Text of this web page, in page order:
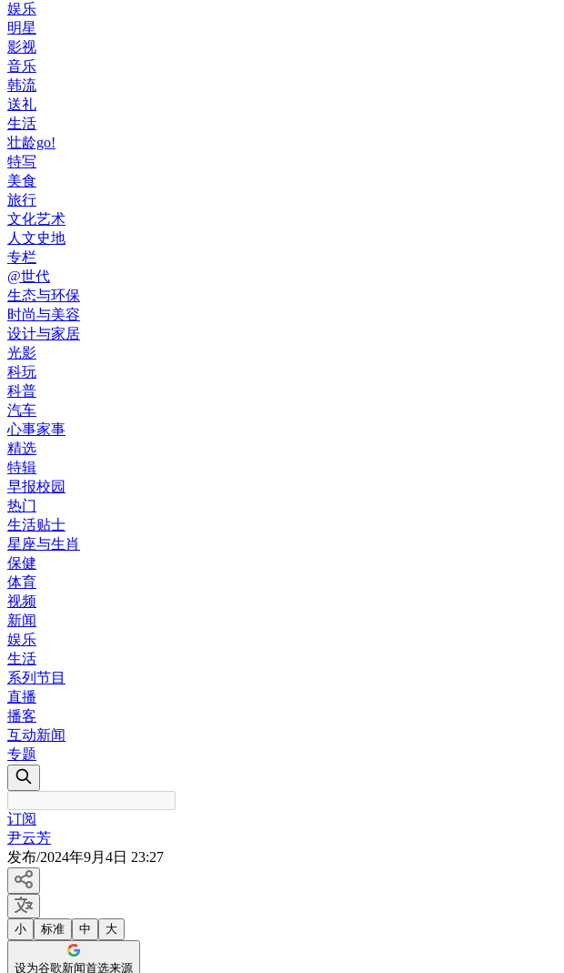
娱乐
明星
影视
音乐
韩流
送礼
生活
壮龄go!
特写
美食
旅行
文化艺术
人文史地
专栏
@世代
生态与环保
时尚与美容
设计与家居
光影
科玩
科普
汽车
心事家事
精选
特辑
早报校园
热门
生活贴士
星座与生肖
保健
体育
视频
新闻
娱乐
生活
系列节目
直播
播客
互动新闻
专题
订阅
尹云芳
发布/2024年9月4日 23:27
小 标准 中 大
设为谷歌新闻首选来源